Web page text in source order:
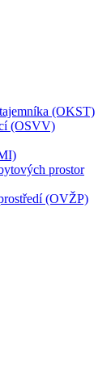
(OKST)
(OSVV)
prostor
(OVŽP)